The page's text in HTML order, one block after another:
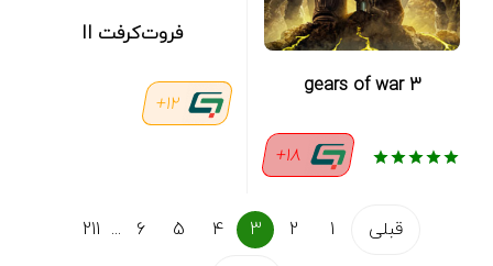
gears of war 3
18+
فروت‌‌کرفت II
12+
قبلی 1
2
3
4
5
6
...
211